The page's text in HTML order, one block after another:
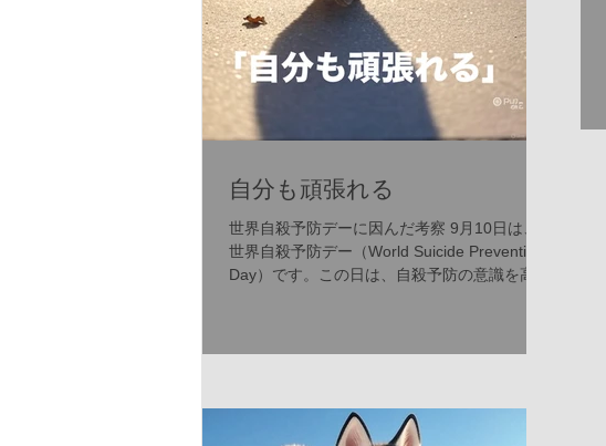
自分も頑張れる
世界自殺予防デーに因んだ考察 9月10日は、
世界自殺予防デー（World Suicide Prevention
Day）です。この日は、自殺予防の意識を高